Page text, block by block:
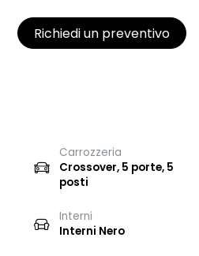
Richiedi un preventivo
Carrozzeria
Crossover, 5 porte, 5
posti
Interni
Interni Nero